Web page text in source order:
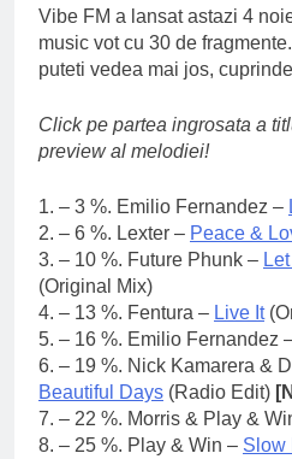
Vibe FM a lansat astazi 4
music vot cu 30 de
puteti vedea mai jos, cuprinde
Click pe partea ingrosata a
preview al melodiei!
1. – 3 %. Emilio Fernandez –
2. – 6 %. Lexter – Peace &
3. – 10 %. Future Phunk –
(Original Mix)
4. – 13 %. Fentura – Live It
5. – 16 %. Emilio Fernandez
6. – 19 %. Nick Kamarera &
Beautiful Days (Radio Edit)
7. – 22 %. Morris & Play &
8. – 25 %. Play & Win – Slow